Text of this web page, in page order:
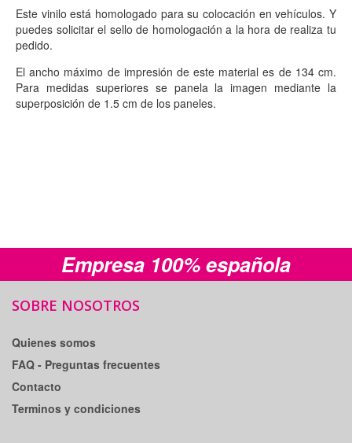
Este vinilo está homologado para su colocación en vehículos. Y
puedes solicitar el sello de homologación a la hora de realiza tu
pedido.
El ancho máximo de impresión de este material es de 134 cm.
Para medidas superiores se panelala imagen mediante la
superposición de 1.5 cm de los paneles.
Empresa 100% española
SOBRE NOSOTROS
Quienes somos
FAQ - Preguntas frecuentes
Contacto
Terminos y condiciones